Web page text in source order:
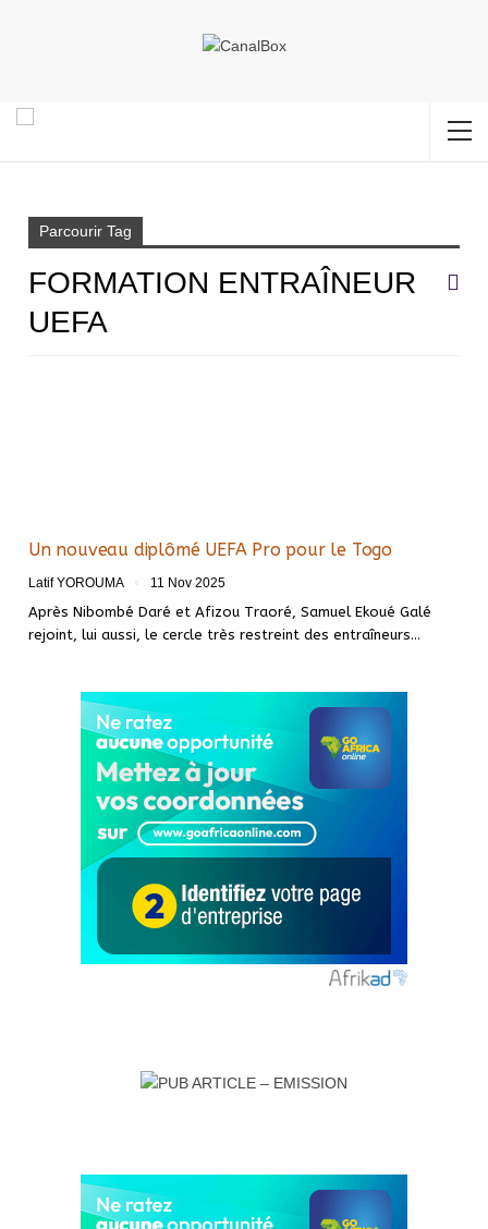
Parcourir Tag
FORMATION ENTRAÎNEUR
UEFA
Un nouveau diplômé UEFA Pro pour le Togo
Latif YOROUMA 11 Nov 2025
Après Nibombé Daré et Afizou Traoré, Samuel Ekoué Galé
rejoint, lui aussi, le cercle très restreint des entraîneurs…